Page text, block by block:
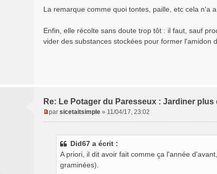
La remarque comme quoi tontes, paille, etc cela n'a
Enfin, elle récolte sans doute trop tôt : il faut, sauf
vider des substances stockées pour former l'amidon
Re: Le Potager du Paresseux : Jardiner
par sicetaitsimple » 11/04/17, 23:02
Did67 a écrit :
A priori, il dit avoir fait comme ça l'année
graminées).